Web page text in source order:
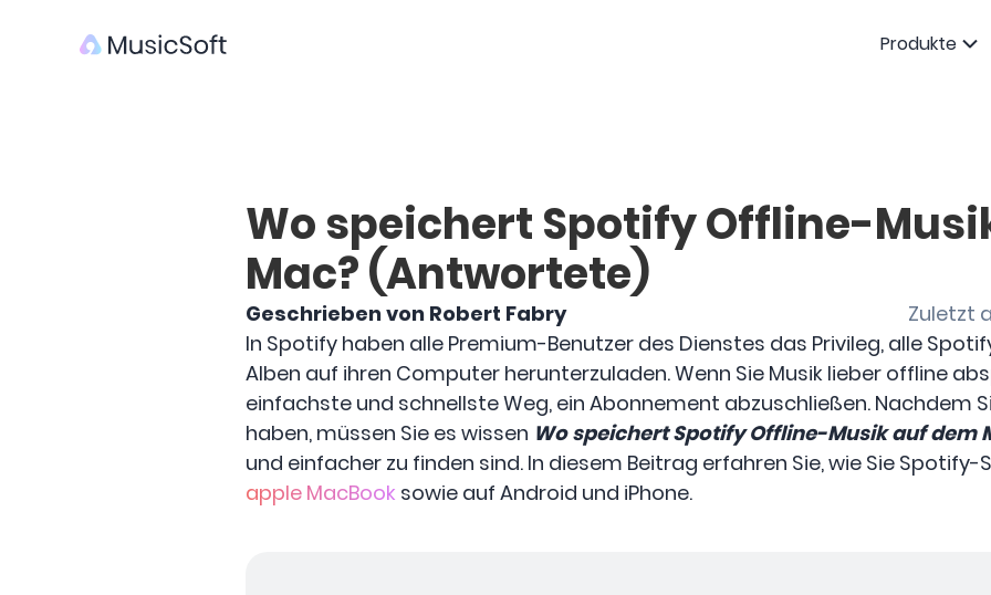
Produkte
Wo speichert Spotify Offline-
Mac? (Antwortete)
Geschrieben von Robert Fabry
Zuletzt
In Spotify haben alle Premium-Benutzer des Dienstes das Privileg, alle
Alben auf ihren Computer herunterzuladen. Wenn Sie Musik lieber offline
einfachste und schnellste Weg, ein Abonnement abzuschließen. Nachdem
haben, müssen Sie es wissen Wo speichert Spotify Offline-Musik auf dem
und einfacher zu finden sind. In diesem Beitrag erfahren Sie, wie Sie Spotify-
apple MacBook sowie auf Android und iPhone.